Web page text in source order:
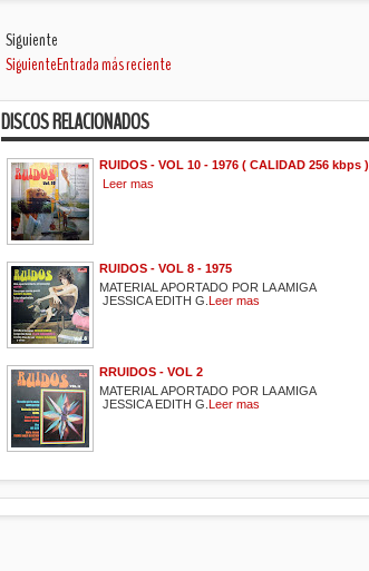
Siguiente
SiguienteEntrada más reciente
DISCOS RELACIONADOS
RUIDOS - VOL 10 - 1976 ( CALIDAD 256 kbps )
Leer mas
RUIDOS - VOL 8 - 1975
MATERIAL APORTADO POR LA AMIGA
JESSICA EDITH G. Leer mas
RRUIDOS - VOL 2
MATERIAL APORTADO POR LA AMIGA
JESSICA EDITH G. Leer mas